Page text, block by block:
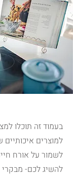
בעמוד זה תוכלו
למוצרים איכותיים
לשמור על אורח
להשיג לכם-